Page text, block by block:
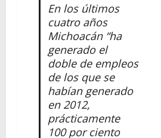
En los últimos
cuatro años
Michoacán “ha
generado el
doble de empleos
de los que se
habían generado
en 2012,
prácticamente
100 por ciento